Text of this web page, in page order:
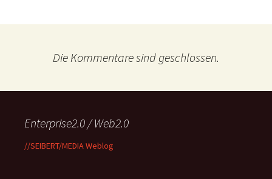
Die Kommentare sind geschlossen.
Enterprise2.0 / Web2.0
//SEIBERT/MEDIA Weblog